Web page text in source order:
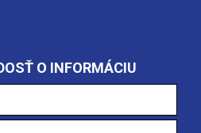
O INFORMÁCIU